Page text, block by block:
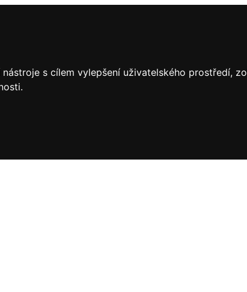
s cílem vylepšení uživatelského prostředí,